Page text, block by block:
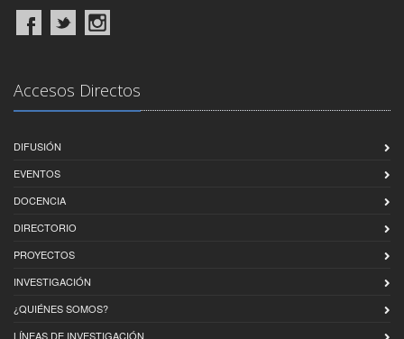
Accesos Directos
DIFUSIÓN
EVENTOS
DOCENCIA
DIRECTORIO
PROYECTOS
INVESTIGACIÓN
¿QUIÉNES SOMOS?
LÍNEAS DE INVESTIGACIÓN